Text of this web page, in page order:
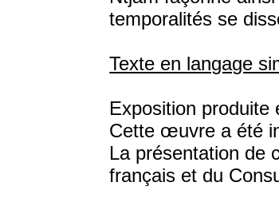
temporalités se
Texte en langage
Exposition produite
Cette œuvre a été
La présentation de
français et du